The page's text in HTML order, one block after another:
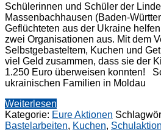
Schülerinnen und Schüler der
Massenbachhausen (Baden-
Geflüchteten aus der Ukraine
zwei Organisationen aus. Mit dem
Selbstgebasteltem, Kuchen und
viel Geld zusammen, dass sie der
1.250 Euro überweisen konnten!
ukrainischen Familien in Moldau
Weiterlesen
Kategorie: Eure Aktionen
Bastelarbeiten, Kuchen, Schulaktion